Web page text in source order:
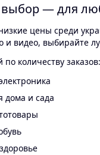
— для
цены среди
и видео, выбирайте
по количеству заказов:
дома и сада